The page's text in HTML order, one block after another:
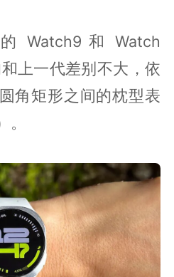
Watch9 和 Watch
上一代差别不大，依
角矩形之间的枕型表
。